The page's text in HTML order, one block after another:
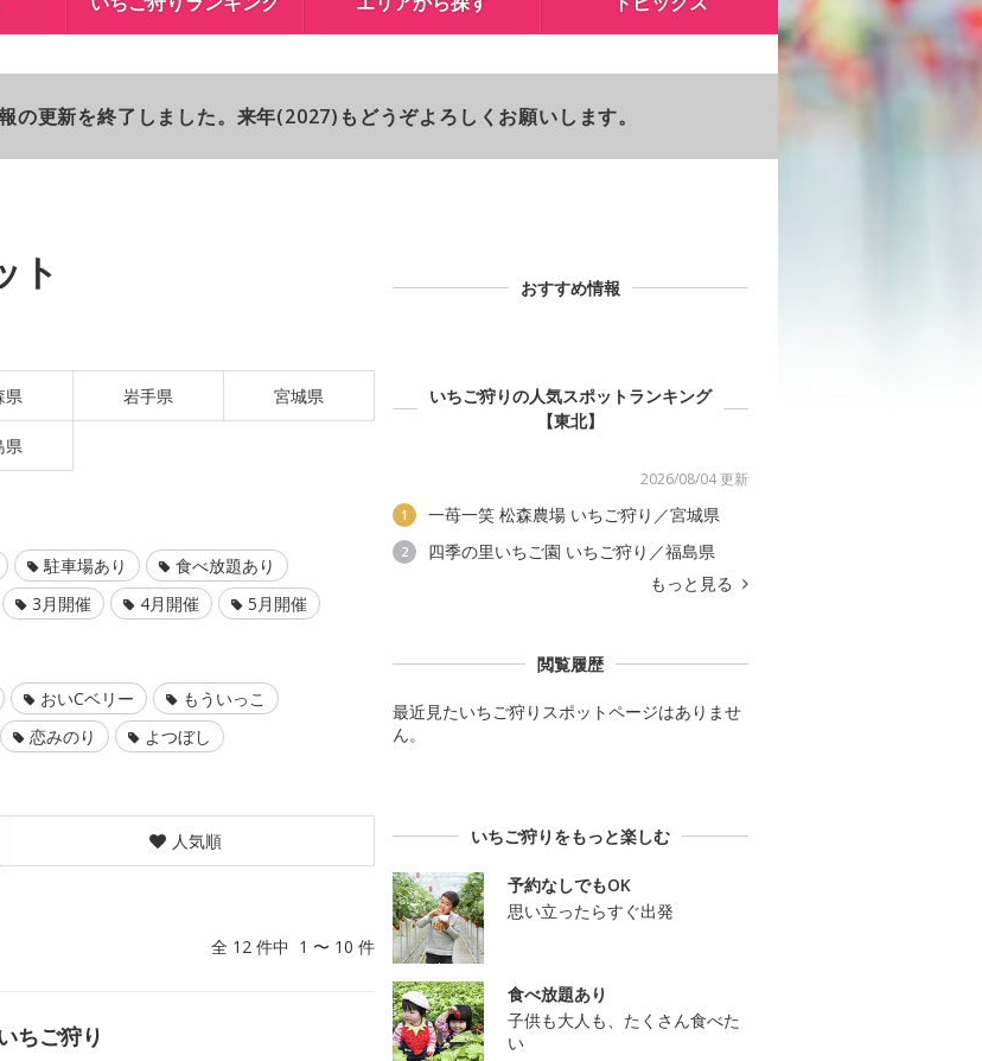
の更新を終了しました。来年(2027)もどうぞよろしくお願いします。
ト
県 岩手県 宮城県
県
駐車場あり
食べ放題あり
3月開催 4月開催 5月開催
おいCベリー
もういっこ
恋みのり よつぼし
人気順
全 12 件中 1 〜 10 件
ちご狩り
おすすめ情報
いちご狩りの人気スポットランキング
【東北】
2026/08/04 更新
1 一苺一笑 松森農場 いちご狩り／宮城県
2
四季の里いちご園 いちご狩り／福島県
もっと見る
閲覧履歴
最近見たいちご狩りスポットページはありませ
ん。
いちご狩りをもっと楽しむ
予約なしでもOK
思い立ったらすぐ出発
食べ放題あり
子供も大人も、たくさん食べた
い